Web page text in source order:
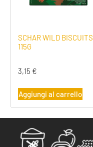
SCHAR WILD BISCUITS
115G
3,15 €
Aggiungi al carrello